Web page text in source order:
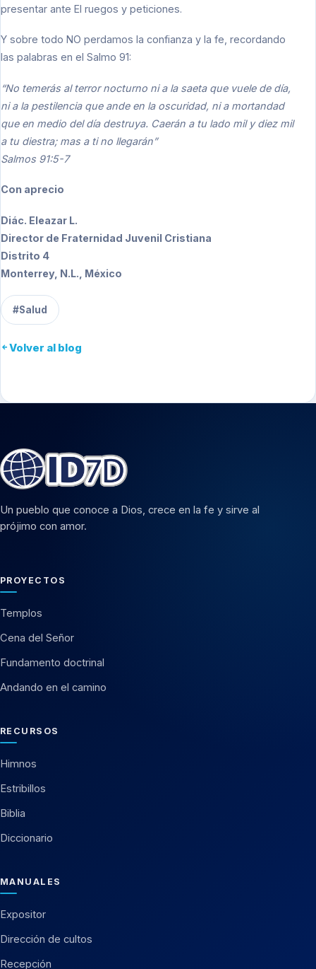
presentar ante El ruegos y peticiones.
Y sobre todo NO perdamos la confianza y la fe, recordando
las palabras en el Salmo 91:
“No temerás al terror nocturno ni a la saeta que vuele de día,
ni a la pestilencia que ande en la oscuridad, ni a mortandad
que en medio del día destruya. Caerán a tu lado mil y diez mil
a tu diestra; mas a ti no llegarán”
Salmos 91:5-7
Con aprecio
Diác. Eleazar L.
Director de Fraternidad Juvenil Cristiana
Distrito 4
Monterrey, N.L., México
#Salud
Volver al blog
Un pueblo que conoce a Dios, crece en la fe y sirve al
prójimo con amor.
PROYECTOS
Templos
Cena del Señor
Fundamento doctrinal
Andando en el camino
RECURSOS
Himnos
Estribillos
Biblia
Diccionario
MANUALES
Expositor
Dirección de cultos
Recepción